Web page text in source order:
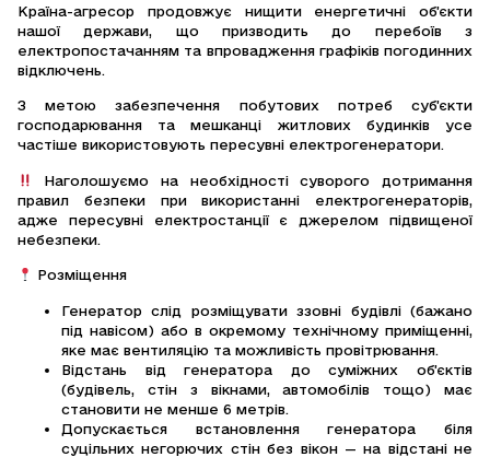
Країна-агресор продовжує нищити енергетичні об’єкти
нашої держави, що призводить до перебоїв з
електропостачанням та впровадження графіків погодинних
відключень.
З метою забезпечення побутових потреб суб’єкти
господарювання та мешканці житлових будинків усе
частіше використовують пересувні електрогенератори.
Наголошуємо на необхідності суворого дотримання
правил безпеки при використанні електрогенераторів,
адже пересувні електростанції є джерелом підвищеної
небезпеки.
Розміщення
Генератор слід розміщувати ззовні будівлі (бажано
під навісом) або в окремому технічному приміщенні,
яке має вентиляцію та можливість провітрювання.
Відстань від генератора до суміжних об’єктів
(будівель, стін з вікнами, автомобілів тощо) має
становити не менше 6 метрів.
Допускається встановлення генератора біля
суцільних негорючих стін без вікон — на відстані не